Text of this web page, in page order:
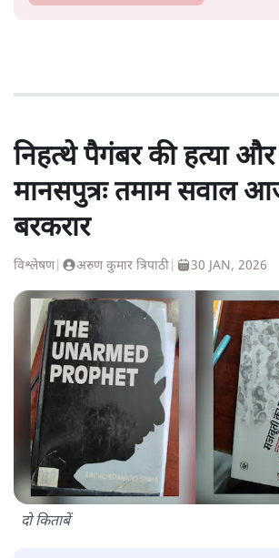
निहत्थे पैगंबर की हत्या
मानसपुत्रः तमाम सवाल
बरकरार
विश्लेषण| अरुण कुमार त्रिपाठी 30 JAN, 2026
दो किताबें